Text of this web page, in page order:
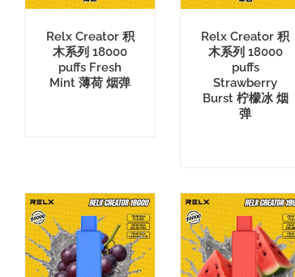
Relx Creator 积
木系列 18000
puffs Fresh
Mint 薄荷 烟弹
Relx Creator 积
木系列 18000
puffs
Strawberry
Burst 柠檬冰 烟
弹